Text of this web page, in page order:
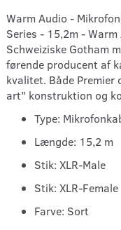
Warm Audio -
Series - 15,2m -
Schweiziske Gotham
førende producent af
kvalitet. Både
art" konstruktion og
Type:
Længde: 15,2 m
Stik: XLR-Male
Stik: XLR-Female
Farve: Sort